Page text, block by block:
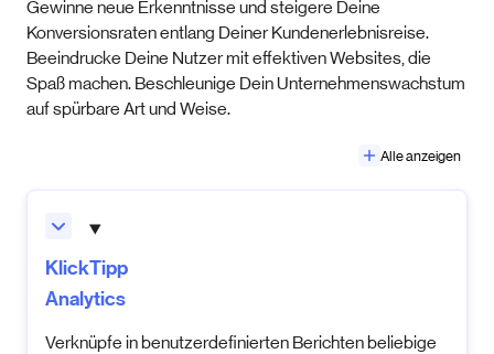
Gewinne neue Erkenntnisse und steigere Deine
Konversionsraten entlang Deiner Kundenerlebnisreise.
Beeindrucke Deine Nutzer mit effektiven Websites, die
Spaß machen. Beschleunige Dein Unternehmenswachstum
auf spürbare Art und Weise.
Alle anzeigen
KlickTipp
Analytics
Verknüpfe in benutzerdefinierten Berichten beliebige